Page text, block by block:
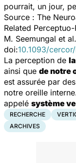
pourrait, un jour,
Source : The
Related
M. Seemungal et
doi:10.1093/
La perception de
ainsi que de notre
est assurée par
notre oreille
appelé système
RECHERCHE
ARCHIVES